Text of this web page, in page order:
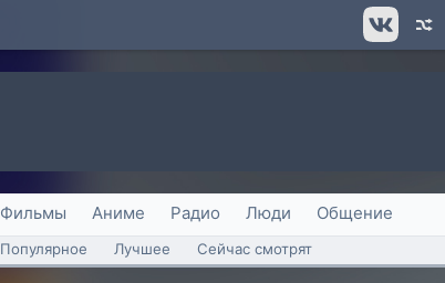
Фильмы Аниме Радио Люди Общение
Популярное Лучшее Сейчас смотрят